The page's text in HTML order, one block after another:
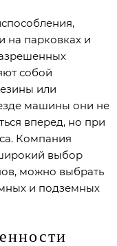
на парковках и
собой
или
машины они не
вперед, но при
Компания
выбор
можно выбрать
и подземных